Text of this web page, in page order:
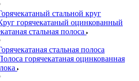
стальной круг
горячекатаный оцинкованный
стальная полоса
стальная полоса
горячекатаная оцинкованная